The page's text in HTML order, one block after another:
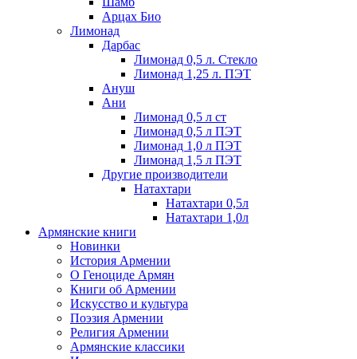
Арцах Био
Лимонад
Дарбас
Лимонад 0,5 л. Стекло
Лимонад 1,25 л. ПЭТ
Ануш
Ани
Лимонад 0,5 л ст
Лимонад 0,5 л ПЭТ
Лимонад 1,0 л ПЭТ
Лимонад 1,5 л ПЭТ
Другие производители
Натахтари
Натахтари 0,5л
Натахтари 1,0л
Армянские книги
Новинки
История Армении
О Геноциде Армян
Книги об Армении
Иcкусство и культура
Поэзия Армении
Религия Армении
Армянские классики